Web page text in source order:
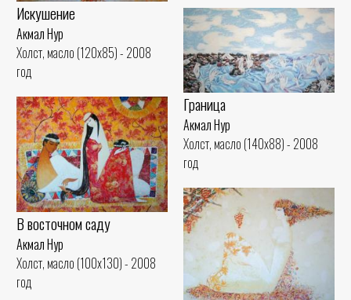
Искушение
Акмал Нур
Холст, масло (120x85) - 2008
год
Граница
Акмал Нур
Холст, масло (140x88) - 2008
год
В восточном саду
Акмал Нур
Холст, масло (100x130) - 2008
год